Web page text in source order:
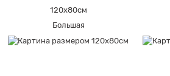
120х80см
Большая